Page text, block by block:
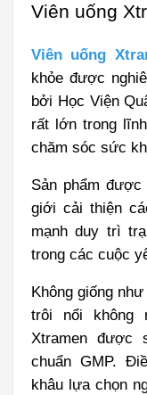
Viên uống
Viên uống
khỏe được
bởi Học Viện
rất lớn trong
chăm sóc sức
Sản phẩm
giới cải thiện
mạnh duy trì
trong các cuộc
Không giống
trôi nổi không
Xtramen được
chuẩn GMP.
khâu lựa chọn